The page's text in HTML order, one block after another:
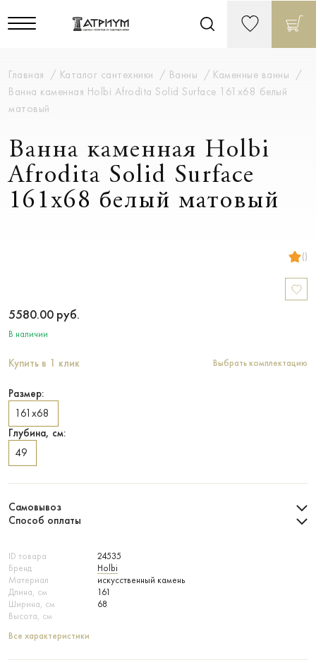
Главная Каталог сантехники Ванны
Каменные ванны
Ванна каменная Holbi Afrodita Solid Surface 161x68 белый
матовый
Ванна каменная Holbi
Afrodita Solid Surface
161x68 белый матовый
()
ID товара
24535
Бренд
Holbi
Материал
искусственный камень
Длина, см
161
Ширина, см
68
Высота, см
Все характеристики
5580.00 руб.
В наличии
Купить в 1 клик Выбрать комплектацию
Размер:
161х68
Глубина, см:
49
Самовывоз
Способ оплаты